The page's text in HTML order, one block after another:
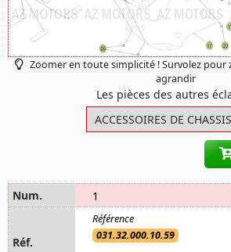
Zoomer en toute simplicité ! Survolez pour
agrandir
Les pièces des autres
1
031.32.000.10.59